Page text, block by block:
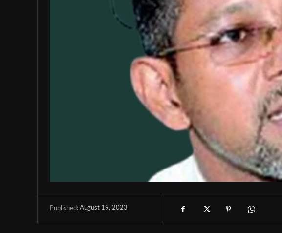
Published: August 19, 2023